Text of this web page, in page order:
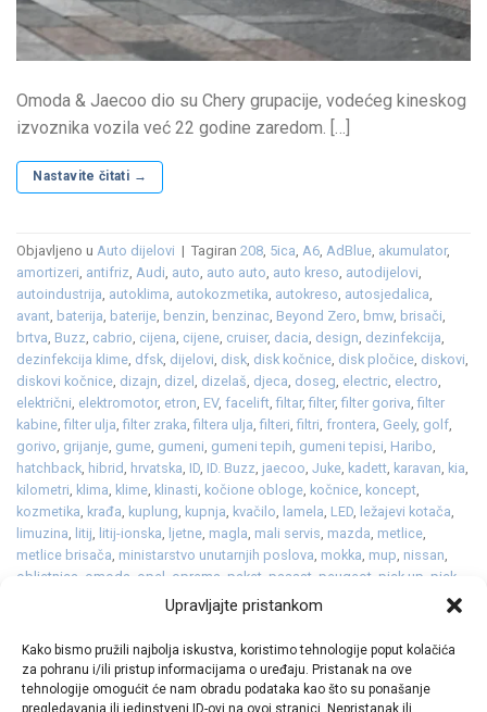
Upravljajte pristankom
Kako bismo pružili najbolja iskustva, koristimo tehnologije poput kolačića
za pohranu i/ili pristup informacijama o uređaju. Pristanak na ove
tehnologije omogućit će nam obradu podataka kao što su ponašanje
pregledavanja ili jedinstveni ID-ovi na ovoj stranici. Nepristanak ili
Omoda & Jaecoo dio su Chery grupacije, vodećeg kineskog
izvoznika vozila već 22 godine zaredom. […]
Nastavite čitati →
Objavljeno u Auto dijelovi | Tagiran 208, 5ica, A6, AdBlue, akumulator,
amortizeri, antifriz, Audi, auto, auto auto, auto kreso, autodijelovi,
autoindustrija, autoklima, autokozmetika, autokreso, autosjedalica,
avant, baterija, baterije, benzin, benzinac, Beyond Zero, bmw, brisači,
brtva, Buzz, cabrio, cijena, cijene, cruiser, dacia, design, dezinfekcija,
dezinfekcija klime, dfsk, dijelovi, disk, disk kočnice, disk pločice, diskovi,
diskovi kočnice, dizajn, dizel , dizelaš, djeca, doseg, electric, electro,
električni, elektromotor, etron, EV, facelift,filtar,filter,filter goriva,filter
kabine,filter ulja,filter zraka,filtera ulja,filteri,filtri, frontera, Geely, golf,
gorivo, grijanje, gume, gumeni, gumeni tepih, gumeni tepisi, Haribo,
hatchback, hibrid, hrvatska, ID, ID. Buzz, jaecoo, Juke, kadett, karavan, kia,
kilometri, klima, klime, klinasti, kočione obloge, kočnice, koncept,
kozmetika, krađa, kuplung, kupnja, kvačilo, lamela, LED, ležajevi kotača,
limuzina, litij, litij-ionska, ljetne, magla, mali servis, mazda, metlice,
metlice brisača, ministarstvo unutarnjih poslova, mokka, mup, nissan,
obljetnica omoda opel oprema paket passat peugeot pick up pick-
platneni tepisi, pločice,plug in
prevare
prodaja,proizvodnja promet pumpa vode punjenje , Q5, Q6,
qashqai,R5 , rabljeni,razvod lanca,redizajn,reli ,remen,renault,
serijski,servis,sjedalica ,snijeg,spojka Ostavite komentar